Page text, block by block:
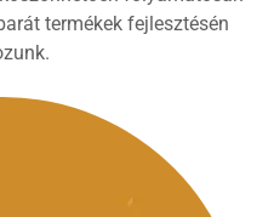
termékek fejlesztésén